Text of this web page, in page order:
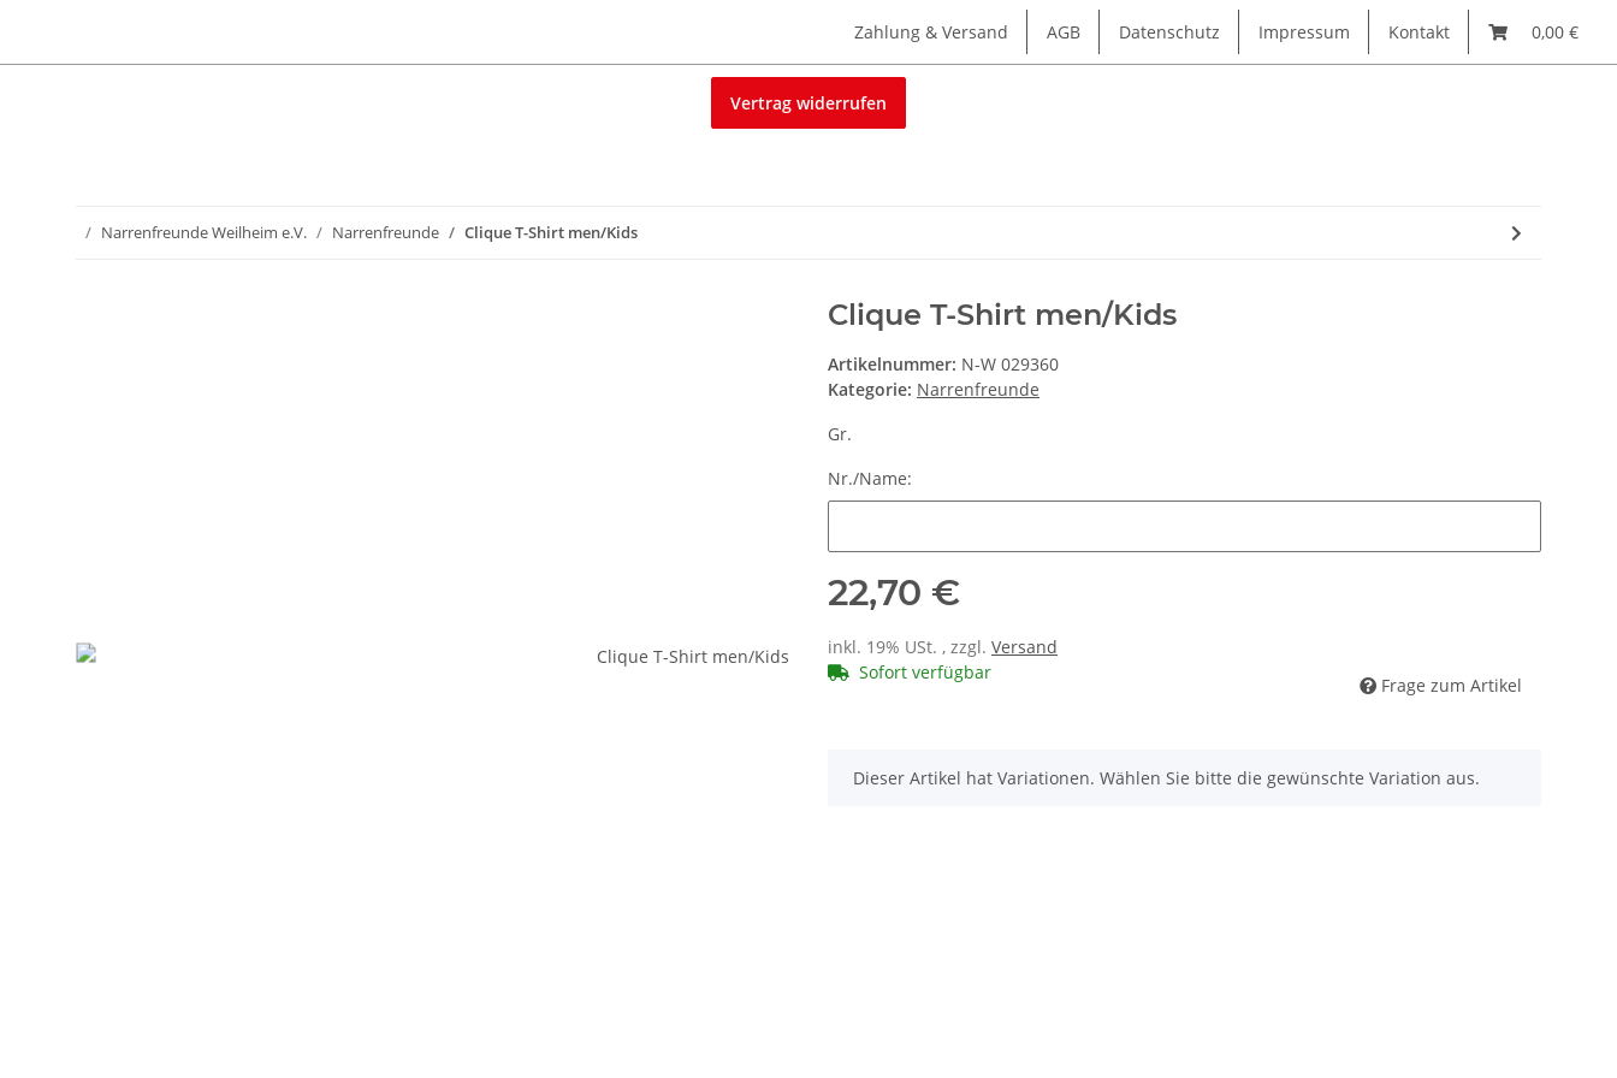
Zahlung & Versand AGB Datenschutz Impressum Kontakt 0,00 €
Vertrag widerrufen
Narrenfreunde Weilheim e.V. Narrenfreunde Clique T-Shirt men/Kids
Clique T-Shirt men/Kids
Artikelnummer: N-W 029360
Kategorie: Narrenfreunde
Gr.
Nr./Name:
22,70 €
inkl. 19% USt. , zzgl. Versand
Sofort verfügbar
Frage zum Artikel
x
Dieser Artikel hat Variationen. Wählen Sie bitte die gewünschte Variation aus.